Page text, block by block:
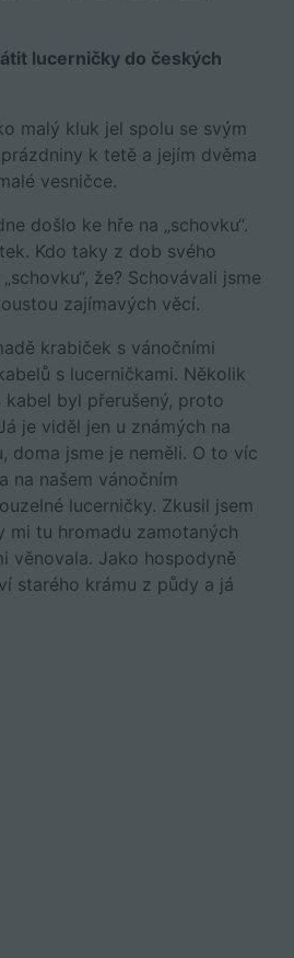
lucerničky do českých
malý kluk jel spolu se svým
k tetě a jejím dvěma
vesničce.
došlo ke hře na „schovku“.
Kdo taky z dob svého
že? Schovávali jsme
zajímavých věcí.
krabiček s vánočními
s lucerničkami. Několik
byl přerušený, proto
je viděl jen u známých na
doma jsme je neměli. O to víc
na našem vánočním
lucerničky. Zkusil jsem
mi tu hromadu zamotaných
věnovala. Jako hospodyně
starého krámu z půdy a já